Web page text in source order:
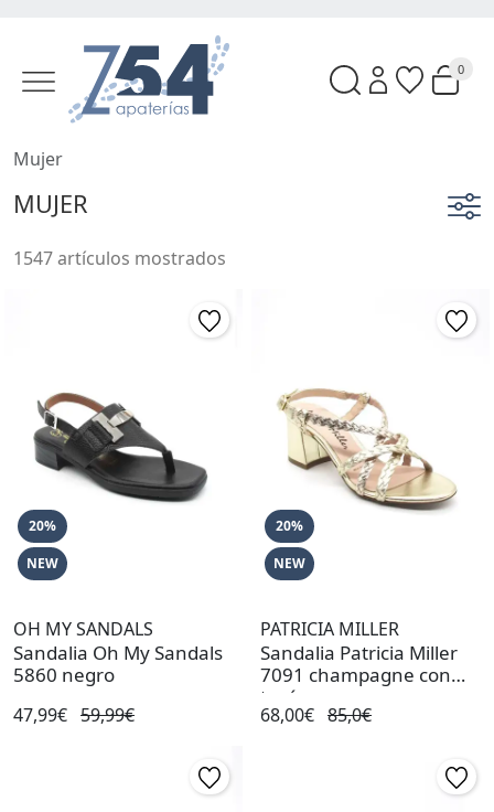
0
Mujer
MUJER
1547 artículos mostrados
20%
NEW
OH MY SANDALS
Sandalia Oh My Sandals
5860 negro
47,99€ 59,99€
20%
NEW
PATRICIA MILLER
Sandalia Patricia Miller
7091 champagne con
tacón
68,00€ 85,0€